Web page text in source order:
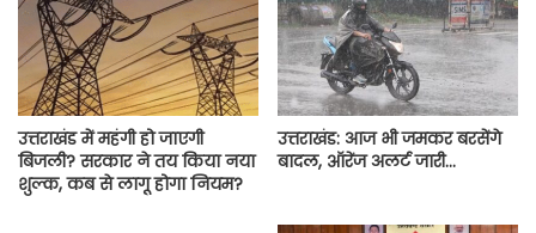
उत्तराखंड में महंगी हो जाएगी
बिजली? सरकार ने तय किया नया
शुल्क, कब से लागू होगा नियम?
उत्तराखंड: आज भी जमकर बरसेंगे
बादल, ऑरेंज अलर्ट जारी…